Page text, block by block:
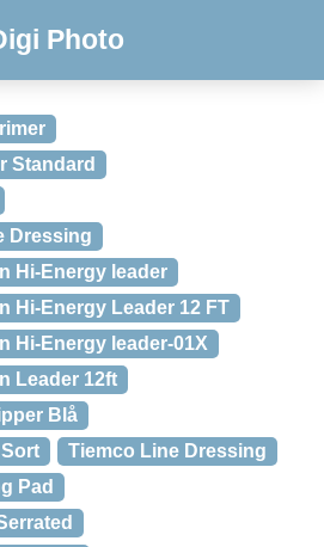
Photo
Standard
Dressing
Hi-Energy leader
Hi-Energy Leader 12 FT
Hi-Energy leader-01X
Leader 12ft
Blå
Tiemco Line Dressing
Pad